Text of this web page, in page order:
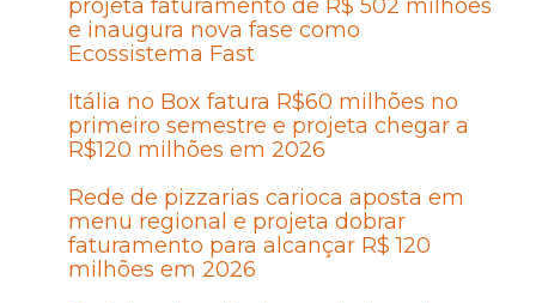
projeta faturamento de R$ 502 milhões
e inaugura nova fase como
Ecossistema Fast
Itália no Box fatura R$60 milhões no
primeiro semestre e projeta chegar a
R$120 milhões em 2026
Rede de pizzarias carioca aposta em
menu regional e projeta dobrar
faturamento para alcançar R$ 120
milhões em 2026